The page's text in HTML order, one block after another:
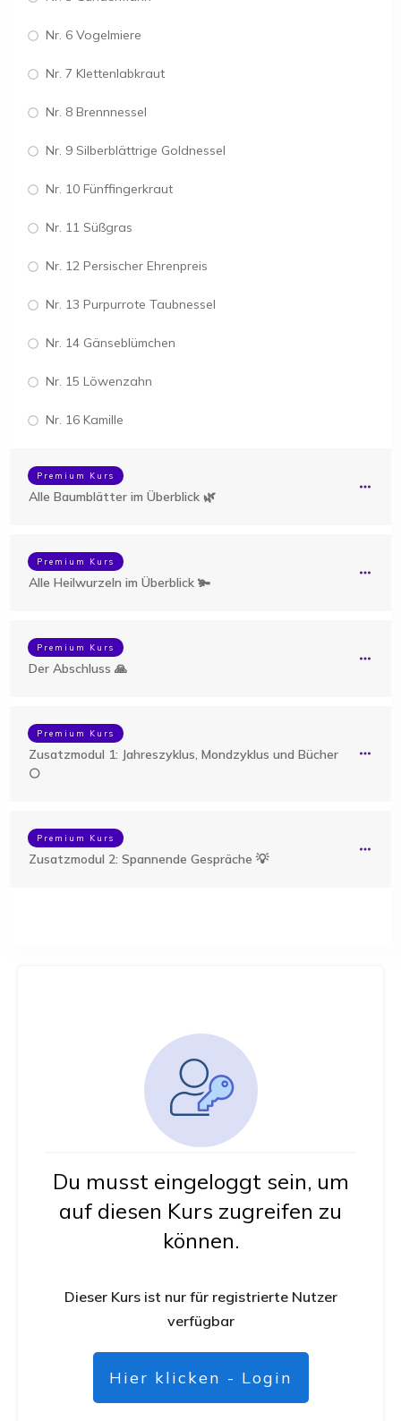
Du musst eingeloggt sein, um
auf diesen Kurs zugreifen zu
können.
Dieser Kurs ist nur für registrierte Nutzer
verfügbar
Hier klicken - Login
Nr. 6 Vogelmiere
Nr. 7 Klettenlabkraut
Nr. 8 Brennnessel
Nr. 9 Silberblättrige Goldnessel
Nr. 10 Fünffingerkraut
Nr. 11 Süßgras
Nr. 12 Persischer Ehrenpreis
Nr. 13 Purpurrote Taubnessel
Nr. 14 Gänseblümchen
Nr. 15 Löwenzahn
Nr. 16 Kamille
Premium Kurs
Alle Baumblätter im Überblick 🌿
Premium Kurs
Alle Heilwurzeln im Überblick 🫚
Premium Kurs
Der Abschluss 🙏
Premium Kurs
Zusatzmodul 1: Jahreszyklus, Mondzyklus und Bücher
🌕
Premium Kurs
Zusatzmodul 2: Spannende Gespräche 💡